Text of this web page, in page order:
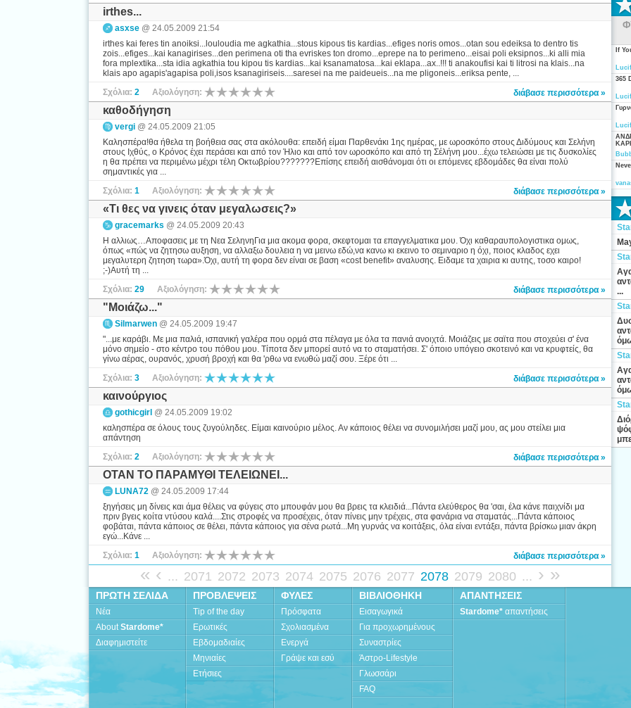
irthes...
asxse @ 24.05.2009 21:54
irthes kai feres tin anoiksi...louloudia me agkathia...stous kipous tis kardias...efiges noris omos...otan sou edeiksa to dentro tis
zois...efiges...kai kanagirises...den perimena oti tha evriskes ton dromo...eprepe na to perimeno...eisai poli eksipnos...ki alli mia
fora mplextika...sta idia agkathia tou kipou tis kardias...kai ksanamatosa...kai eklapa...ax..!!! ti anakoufisi kai ti litrosi na klais...na
klais apo agapis'agapisa poli,isos ksanagiriseis....saresei na me paideueis...na me pligoneis...eriksa pente, ...
διάβασε περισσότερα »
Σχόλια: 2 Αξιολόγηση:
καθοδήγηση
vergi @ 24.05.2009 21:05
Καλησπέρα!θα ήθελα τη βοήθεια σας στα ακόλουθα: επειδή είμαι Παρθενάκι 1ης ημέρας, με ωροσκόπο στους Διδύμους και Σελήνη
στους Ιχθύς, ο Κρόνος έχει περάσει και από τον Ήλιο και από τον ωροσκόπο και από τη Σέλήνη μου...έχω τελειώσει με τις δυσκολίες
η θα πρέπει να περιμένω μέχρι τέλη Οκτωβρίου???????Επίσης επειδή αισθάνομαι ότι οι επόμενες εβδομάδες θα είναι πολύ
σημαντικές για ...
διάβασε περισσότερα »
Σχόλια: 1 Αξιολόγηση:
«Τι θες να γινεις όταν μεγαλωσεις?»
gracemarks @ 24.05.2009 20:43
Η αλλιως…Αποφασεις με τη Νεα ΣεληνηΓια μια ακομα φορα, σκεφτομαι τα επαγγελματικα μου. Όχι καθαραυπολογιστικα ομως,
όπως «πώς να ζητησω αυξηση, να αλλαξω δουλεια η να μεινω εδώ,να κανω κι εκεινο το σεμιναριο η όχι, ποιος κλαδος εχει
μεγαλυτερη ζητηση τωρα».Όχι, αυτή τη φορα δεν είναι σε βαση «cost benefit» αναλυσης. Ειδαμε τα χαιρια κι αυτης, τοσο καιρο!
;-)Αυτή τη ...
διάβασε περισσότερα »
Σχόλια: 29 Αξιολόγηση:
"Μοιάζω..."
Silmarwen @ 24.05.2009 19:47
"...με καράβι. Με μια παλιά, ισπανική γαλέρα που ορμά στα πέλαγα με όλα τα πανιά ανοιχτά. Μοιάζεις με σαϊτα που στοχεύει σ' ένα
μόνο σημείο - στο κέντρο του πόθου μου. Τίποτα δεν μπορεί αυτό να το σταματήσει. Σ' όποιο υπόγειο σκοτεινό και να κρυφτείς, θα
γίνω αέρας, ουρανός, χρυσή βροχή και θα 'ρθω να ενωθώ μαζί σου. Ξέρε ότι ...
διάβασε περισσότερα »
Σχόλια: 3 Αξιολόγηση:
καινούργιος
gothicgirl @ 24.05.2009 19:02
καλησπέρα σε όλους τους ζυγούληδες. Είμαι καινούριο μέλος. Αν κάποιος θέλει να συνομιλήσει μαζί μου, ας μου στείλει μια
απάντηση
διάβασε περισσότερα »
Σχόλια: 2 Αξιολόγηση:
ΟΤΑΝ ΤΟ ΠΑΡΑΜΥΘΙ ΤΕΛΕΙΩΝΕΙ...
LUNA72 @ 24.05.2009 17:44
ξηγήσεις μη δίνεις και άμα θέλεις να φύγεις στο μπουφάν μου θα βρεις τα κλειδιά...Πάντα ελεύθερος θα 'σαι, έλα κάνε παιχνίδι μα
πριν βγεις κοίτα ντύσου καλά....Στις στροφές να προσέχεις, όταν πίνεις μην τρέχεις, στα φανάρια να σταματάς...Πάντα κάποιος
φοβάται, πάντα κάποιος σε θέλει, πάντα κάποιος για σένα ρωτά...Μη γυρνάς να κοιτάξεις, όλα είναι εντάξει, πάντα βρίσκω μιαν άκρη
εγώ...Κάνε ...
διάβασε περισσότερα »
Σχόλια: 1 Αξιολόγηση:
« ‹ ... 2071 2072 2073 2074 2075 2076 2077 2078 2079 2080 ... › »
If
365
...
ΠΡΩΤΗ ΣΕΛΙΔΑ
Νέα
AboutStardome*
Διαφημιστείτε
ΠΡΟΒΛΕΨΕΙΣ
Tip of the day
Ερωτικές
Εβδομαδιαίες
Μηνιαίες
Ετήσιες
ΦΥΛΕΣ
Πρόσφατα
Σχολιασμένα
Ενεργά
Γράψε και εσύ
ΒΙΒΛΙΟΘΗΚΗ
Εισαγωγικά
Για προχωρημένους
Συναστρίες
Άστρο-Lifestyle
Γλωσσάρι
FAQ
ΑΠΑΝΤΗΣΕΙΣ
Stardome* απαντήσεις